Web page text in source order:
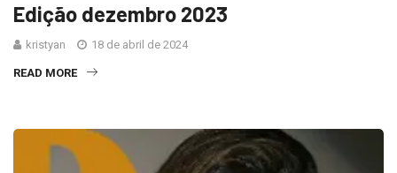
Edição dezembro 2023
kristyan 18 de abril de 2024
READ MORE